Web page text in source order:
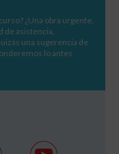
¿Una obra urgente,
de asistencia,
una sugerencia de
lo antes